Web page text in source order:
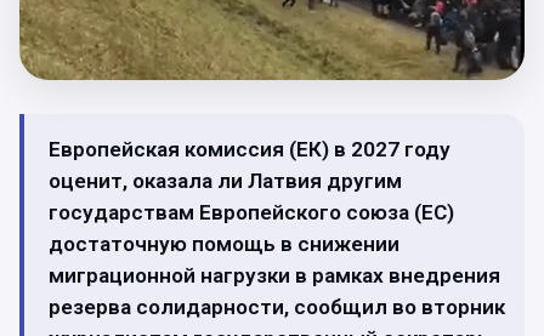
Европейская комиссия (ЕК) в 2027 году
оценит, оказала ли Латвия другим
государствам Европейского союза (ЕС)
достаточную помощь в снижении
миграционной нагрузки в рамках внедрения
резерва солидарности, сообщил во вторник